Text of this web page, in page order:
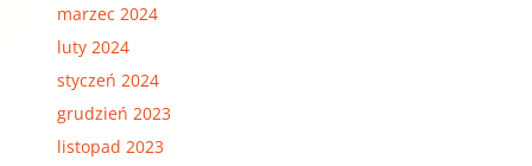
marzec 2024
luty 2024
styczeń 2024
grudzień 2023
listopad 2023